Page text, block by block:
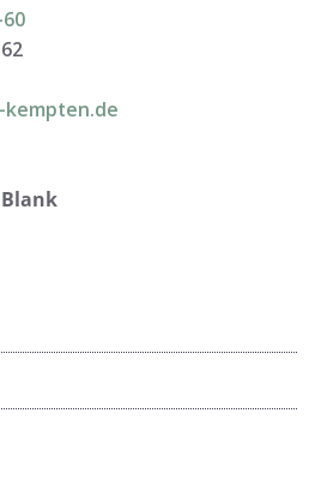
60
62